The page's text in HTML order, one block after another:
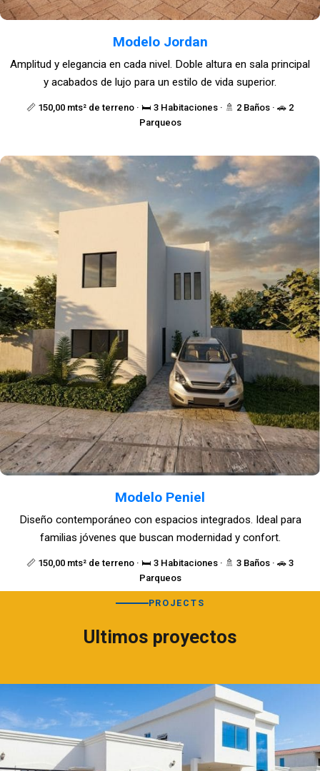
Modelo Jordan
📏 150,00 mts² de terreno · 🛏️ 3 Habitaciones · 🚿 2 Baños · 🚗 2
Parqueos
Amplitud y elegancia en cada nivel. Doble altura en sala principal
y acabados de lujo para un estilo de vida superior.
Modelo Peniel
📏 150,00 mts² de terreno · 🛏️ 3 Habitaciones · 🚿 3 Baños · 🚗 3
Parqueos
Diseño contemporáneo con espacios integrados. Ideal para
familias jóvenes que buscan modernidad y confort.
PROJECTS
Ultimos proyectos